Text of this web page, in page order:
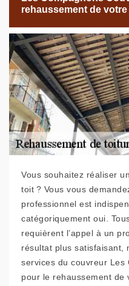
rehaussement de
Vous souhaitez réaliser
toit ? Vous vous
professionnel est
catégoriquement oui.
requièrent l’appel à un
résultat plus satisfaisant,
services du couvreur Les
pour le rehaussement de